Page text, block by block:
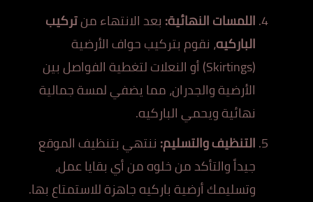
اللمسات النهائية: بعد الانتهاء منتركيب
الباركيه، نقوم بتركيب حواف الأرضية
(Skirtings) أو النعلات لتغطية الفواصل بين
الأرضية والجدران، مما يضفي لمسة جمالية
نهائية ويحمي الباركيه.
التنظيف والتسليم: ننتهي بتنظيف الموقع
جيداً والتأكد من خلوه من أي بقايا عمل،
وتسليمك أرضية باركيه جاهزة للاستمتاع بها.